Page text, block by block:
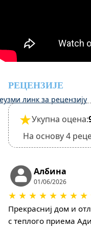
РЕЦЕНЗИЈЕ
линк за рецензију
★Укупна оцена:
На основу 4
Албина
01/06/2026
★ ★ ★ ★ ★ ★ ★ ★
Прекрасниј дом и
с теплого приема